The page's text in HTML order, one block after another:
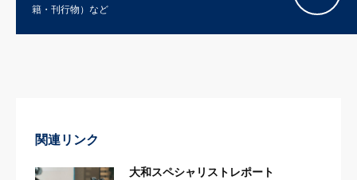
籍・刊行物）など
関連リンク
大和スペシャリストレポート